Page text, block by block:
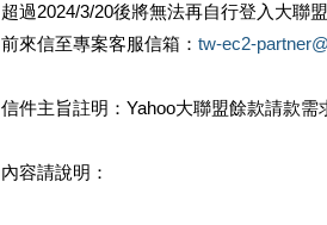
超過2024/3/20後將無法再自行登入大聯
前來信至專案客服信箱： tw-ec2-
信件主旨註明：Yahoo大聯盟餘款請款需
內容請說明：